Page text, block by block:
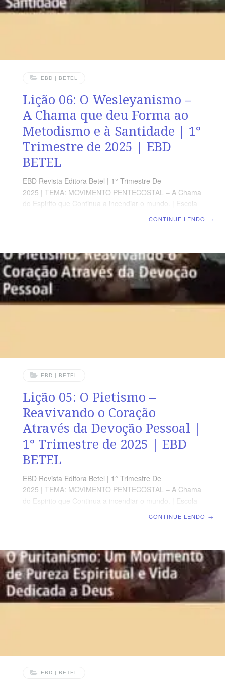
EBD | BETEL
Lição 06: O Wesleyanismo –
A Chama que deu Forma ao
Metodismo e à Santidade | 1°
Trimestre de 2025 | EBD
BETEL
EBD Revista Editora Betel | 1° Trimestre De
2025 | TEMA: MOVIMENTO PENTECOSTAL – A Chama
do Espirito que Continua a incendiar o mundo. | Escola
toda a longanimidade e doutrina.” 2 Timóteo 4.2
VERDADE APLICADA Perseverar em oração e
vigilância, à luz da Palavra e com a ajuda do Espírito
Santo, é essencial para não sermos envolvidos
CONTINUE LENDO →
EBD | BETEL
Lição 05: O Pietismo –
Reavivando o Coração
Através da Devoção Pessoal |
1° Trimestre de 2025 | EBD
BETEL
EBD Revista Editora Betel | 1° Trimestre De
2025 | TEMA: MOVIMENTO PENTECOSTAL – A Chama
do Espirito que Continua a incendiar o mundo. | Escola
ti mesmo como aos que te ouvem”, 1 Timóteo 4.16
VERDADE APLICADA Devemos nos manter
dependentes da ação do Espírito para que a Sua
chama não se apague em nossa vida até
CONTINUE LENDO →
EBD | BETEL